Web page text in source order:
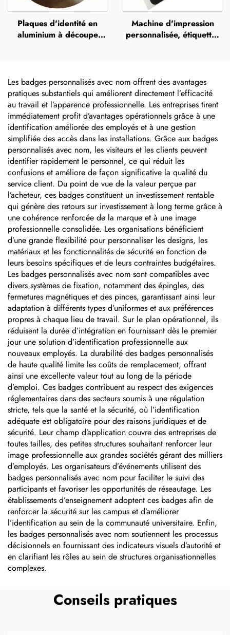
Plaques d'identité en
aluminium à découpe
Machine d'impression
personnalisée, étiquettes
autocollants 3D en résine
époxy
Les badges personnalisés avec nom offrent des avantages
pratiques substantiels qui améliorent directement l’efficacité
au travail et l’apparence professionnelle. Les entreprises tirent
immédiatement profit d’avantages opérationnels grâce à une
identification améliorée des employés et à une gestion
simplifiée des accès dans les installations. Grâce aux badges
personnalisés avec nom, les visiteurs et les clients peuvent
identifier rapidement le personnel, ce qui réduit les
confusions et améliore de façon significative la qualité du
service client. Du point de vue de la valeur perçue par
l’acheteur, ces badges constituent un investissement rentable
qui génère des retours sur investissement à long terme grâce à
une cohérence renforcée de la marque et à une image
professionnelle consolidée. Les organisations bénéficient
d’une grande flexibilité pour personnaliser les designs, les
matériaux et les fonctionnalités de sécurité en fonction de
leurs besoins spécifiques et de leurs contraintes budgétaires.
Les badges personnalisés avec nom sont compatibles avec
divers systèmes de fixation, notamment des épingles, des
fermetures magnétiques et des pinces, garantissant ainsi leur
adaptation à différents types d’uniformes et aux préférences
propres à chaque lieu de travail. Sur le plan opérationnel, ils
réduisent la durée d’intégration en fournissant dès le premier
jour une solution d’identification professionnelle aux
nouveaux employés. La durabilité des badges personnalisés
de haute qualité limite les coûts de remplacement, offrant
ainsi une excellente valeur tout au long de la période
d’emploi. Ces badges contribuent au respect des exigences
réglementaires dans des secteurs soumis à une régulation
stricte, tels que la santé et la sécurité, où l’identification
adéquate est obligatoire pour des raisons juridiques et de
sécurité. Leur champ d’application couvre des entreprises de
toutes tailles, des petites structures souhaitant renforcer leur
image professionnelle aux grandes sociétés gérant des milliers
d’employés. Les organisateurs d’événements utilisent des
badges personnalisés avec nom pour faciliter le suivi des
participants et favoriser les opportunités de réseautage. Les
établissements d’enseignement adoptent ces badges afin de
renforcer la sécurité sur les campus et d’améliorer
l’identification au sein de la communauté universitaire. Enfin,
les badges personnalisés avec nom soutiennent les processus
décisionnels en fournissant des indicateurs visuels d’autorité et
en clarifiant les rôles au sein de structures organisationnelles
complexes.
Conseils pratiques